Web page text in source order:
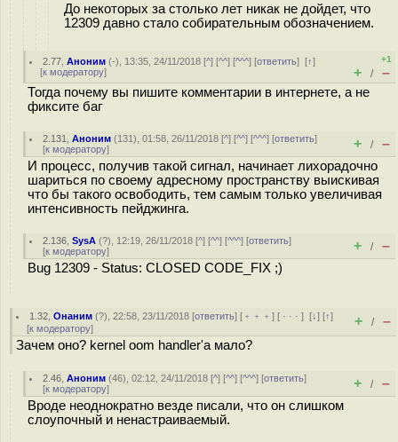
До некоторых за столько лет никак не дойдет, что
12309 давно стало собирательным обозначением.
2.77 ,Аноним (-), 13:35, 24/11/2018 [^] [^^] [^^^] [ответить][↑]
[к модератору]
+1
+ / –
Тогда почему вы пишите комментарии в интернете, а не
фиксите баг
2.131 ,Аноним (131), 01:58, 26/11/2018 [^] [^^] [^^^] [ответить]
[к модератору] + / –
И процесс, получив такой сигнал, начинает лихорадочно
шариться по своему адресному пространству выискивая
что бы такого освободить, тем самым только увеличивая
интенсивность пейджинга.
2.136 ,SysA (?), 12:19, 26/11/2018 [^] [^^] [^^^] [ответить]
[к модератору] + / –
Bug 12309 - Status: CLOSED CODE_FIX ;)
1.32 ,Онаним (?), 22:58, 23/11/2018 [ответить] [ ﹢﹢﹢] [ · · ·][↓] [↑]
[к модератору] + / –
Зачем оно? kernel oom handler'а мало?
2.46 ,Аноним (46), 02:12, 24/11/2018 [^] [^^] [^^^] [ответить]
[к модератору] + / –
Вроде неоднократно везде писали, что он слишком
слоупочный и ненастраиваемый.